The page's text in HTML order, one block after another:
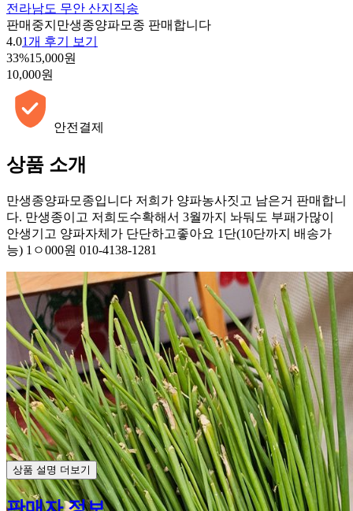
전라남도 무안 산지직송
판매중지 만생종양파모종 판매합니다
4.01개 후기 보기
33%15,000원
10,000원
안전결제
상품 소개
만생종양파모종입니다 저희가 양파농사짓고 남은거 판매합니
다. 만생종이고 저희도수확해서 3월까지 놔둬도 부패가많이
안생기고 양파자체가 단단하고좋아요 1단(10단까지 배송가
능) 1ㅇ000원 010-4138-1281
상품 설명 더보기